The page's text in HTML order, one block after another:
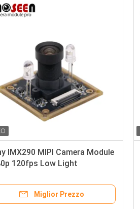
IMX290 MIPI Camera Module
120fps Low Light
Miglior Prezzo